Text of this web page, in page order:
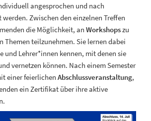
angesprochen und nach
Zwischen den einzelnen Treffen
die Möglichkeit, an Workshopszu
Themen teilzunehmen. Sie lernen dabei
und Lehrer*innen kennen, mit denen sie
vernetzen können. Nach einem Semester
einer feierlichen Abschlussveranstaltung,
ein Zertifikat über ihre aktive